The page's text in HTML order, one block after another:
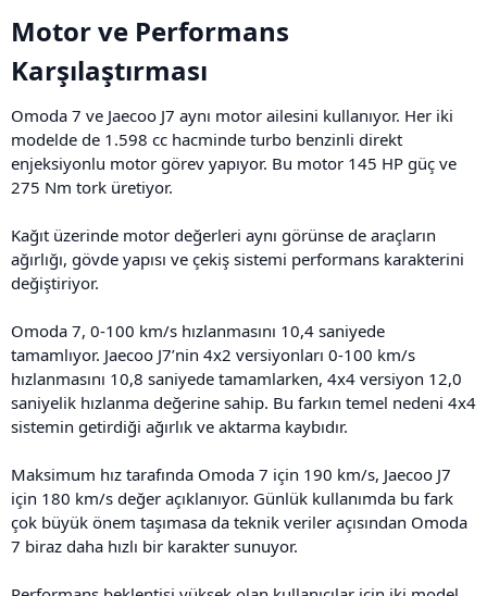
Motor ve Performans
Karşılaştırması​
Omoda 7 ve Jaecoo J7 aynı motor ailesini kullanıyor. Her iki
modelde de 1.598 cc hacminde turbo benzinli direkt
enjeksiyonlu motor görev yapıyor. Bu motor 145 HP güç ve
275 Nm tork üretiyor.
Kağıt üzerinde motor değerleri aynı görünse de araçların
ağırlığı, gövde yapısı ve çekiş sistemi performans karakterini
değiştiriyor.
Omoda 7, 0-100 km/s hızlanmasını 10,4 saniyede
tamamlıyor. Jaecoo J7’nin 4x2 versiyonları 0-100 km/s
hızlanmasını 10,8 saniyede tamamlarken, 4x4 versiyon 12,0
saniyelik hızlanma değerine sahip. Bu farkın temel nedeni 4x4
sistemin getirdiği ağırlık ve aktarma kaybıdır.
Maksimum hız tarafında Omoda 7 için 190 km/s, Jaecoo J7
için 180 km/s değer açıklanıyor. Günlük kullanımda bu fark
çok büyük önem taşımasa da teknik veriler açısından Omoda
7 biraz daha hızlı bir karakter sunuyor.